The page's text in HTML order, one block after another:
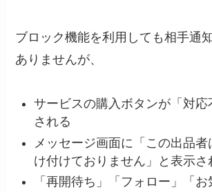
ブロック機能を利用しても相手通
ありませんが、
サービスの購入ボタンが「対応
される
メッセージ画面に「この出品
け付けておりません」と表示さ
「再開待ち」「フォロー」「